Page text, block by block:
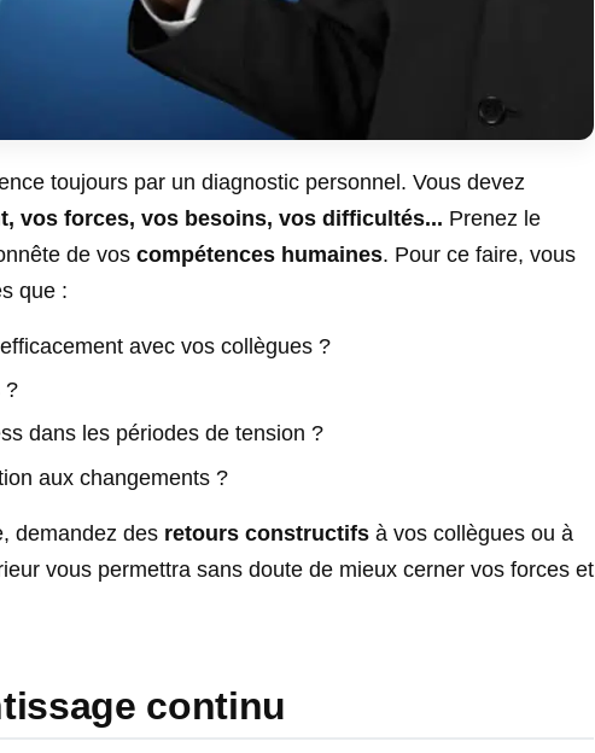
toujours par un diagnostic personnel. Vous devez
vos forces, vos besoins, vos difficultés... Prenez le
de vos compétences humaines. Pour ce faire, vous
que :
avec vos collègues ?
?
dans les périodes de tension ?
aux changements ?
demandez des retours constructifs à vos collègues ou à
vous permettra sans doute de mieux cerner vos forces et
continu